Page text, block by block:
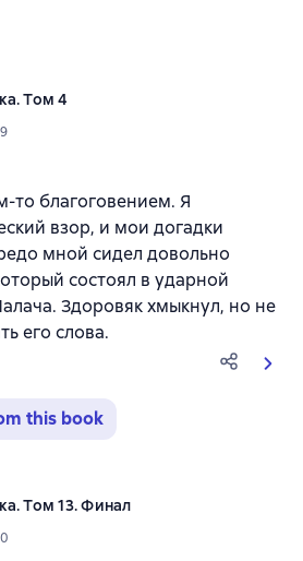
Том 4
рейтинг 4,8 на основе 369 оценок
то благоговением. Я
взор, и мои догадки
мной сидел довольно
состоял в ударной
Здоровяк хмыкнул, но не
его слова.
this book
Том 13. Финал
рейтинг 4,7 на основе 230 оценок